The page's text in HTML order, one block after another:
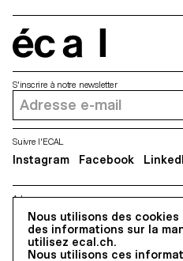
Nous utilisons des
des informations sur la
utilisez ecal.ch.
Nous utilisons ces
Adresse
5, avenue du Temple, CH-
S'inscrire à notre newsletter
Suivre l'ECAL
Instagram Facebook
Tous droits réservés @2026